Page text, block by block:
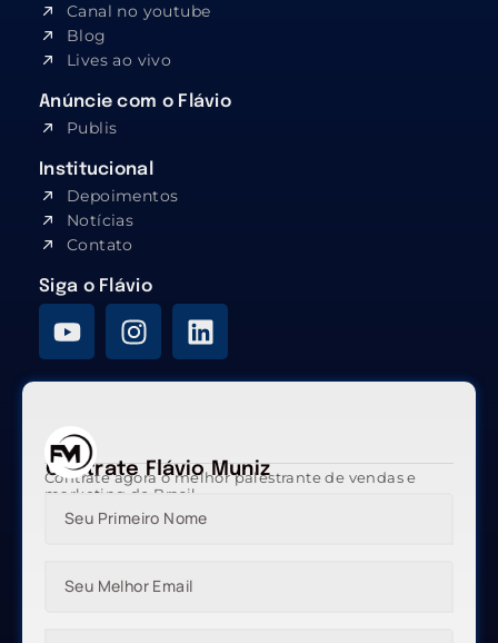
Canal no youtube
Blog
Lives ao vivo
Anúncie com o Flávio
Publis
Institucional
Depoimentos
Notícias
Contato
Siga o Flávio
Contrate Flávio Muniz
Contrate agora o melhor palestrante de vendas e
marketing do Brasil